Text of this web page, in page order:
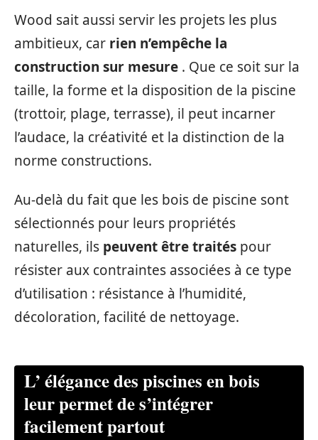
Wood sait aussi servir les projets les plus
ambitieux, car rien n’empêche la
construction sur mesure . Que ce soit sur la
taille, la forme et la disposition de la piscine
(trottoir, plage, terrasse), il peut incarner
l’audace, la créativité et la distinction de la
norme constructions.
Au-delà du fait que les bois de piscine sont
sélectionnés pour leurs propriétés
naturelles, ils peuvent être traités pour
résister aux contraintes associées à ce type
d’utilisation : résistance à l’humidité,
décoloration, facilité de nettoyage.
L’ élégance des piscines en bois
leur permet de s’intégrer
facilement partout